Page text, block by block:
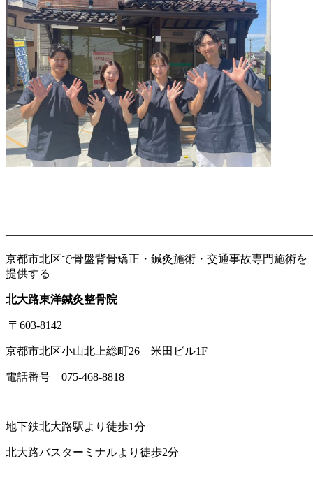
京都市北区で骨盤背骨矯正・鍼灸施術・交通事故専門施術を
提供する
北大路東洋鍼灸整骨院
〒603-8142
京都市北区小山北上総町26 米田ビル1F
電話番号 075-468-8818
地下鉄北大路駅より徒歩1分
北大路バスターミナルより徒歩2分